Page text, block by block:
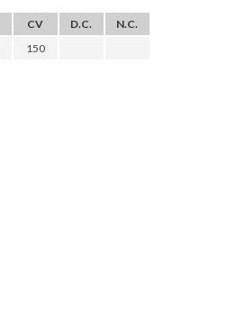
CV D.C.
N.C.
150